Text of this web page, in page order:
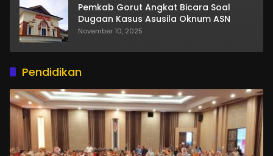
Pemkab Gorut Angkat Bicara Soal
Dugaan Kasus Asusila Oknum ASN
November 10, 2025
Pendidikan